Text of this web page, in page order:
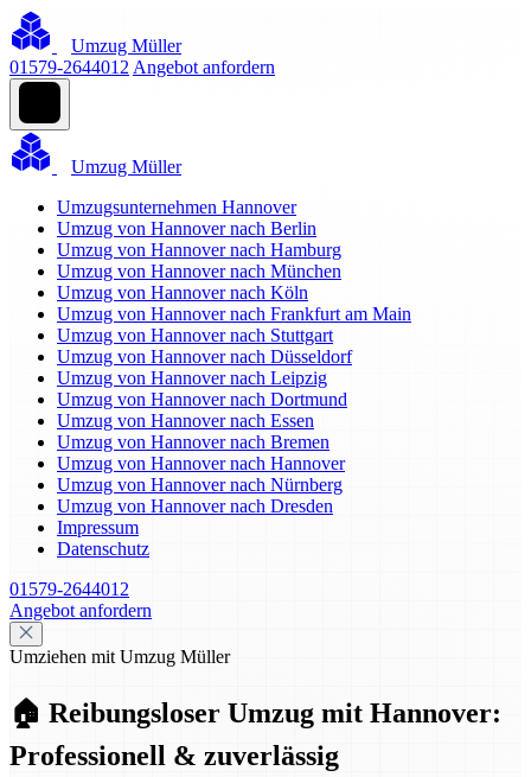
Umzug Müller
01579-2644012 Angebot anfordern
Umzug Müller
Umzugsunternehmen Hannover
Umzug von Hannover nach Berlin
Umzug von Hannover nach Hamburg
Umzug von Hannover nach München
Umzug von Hannover nach Köln
Umzug von Hannover nach Frankfurt am Main
Umzug von Hannover nach Stuttgart
Umzug von Hannover nach Düsseldorf
Umzug von Hannover nach Leipzig
Umzug von Hannover nach Dortmund
Umzug von Hannover nach Essen
Umzug von Hannover nach Bremen
Umzug von Hannover nach Hannover
Umzug von Hannover nach Nürnberg
Umzug von Hannover nach Dresden
Impressum
Datenschutz
01579-2644012
Angebot anfordern
Umziehen mit Umzug Müller
🏠 Reibungsloser Umzug mit Hannover:
Professionell & zuverlässig